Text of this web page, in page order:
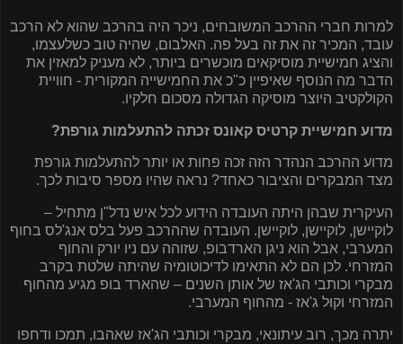
למרות חברי ההרכב המשובחים, ניכר היה בהרכב שהוא לא הרכב
עובד, המכיר זה את זה בעל פה. האלבום, שהיה טוב כשלעצמו,
והציג חמישיית מוסיקאים מוכשרים ביותר, לא מעניק למאזין את
הדבר מה הנוסף שאיפיין כ"כ את החמישייה המקורית - חוויית
הקולקטיב היוצר מוסיקה הגדולה מסכום חלקיו.
מדוע חמישיית קרטיס קאונס זכתה להתעלמות גורפת?
מדוע ההרכב הנהדר הזה זכה פחות או יותר להתעלמות גורפת
מצד המבקרים והציבור כאחד? נראה שהיו מספר סיבות לכך.
העיקרית שבהן היתה העובדה הידוע לכל איש נדל"ן מתחיל –
לוקיישן, לוקיישן, לוקיישן. העובדה שההרכב פעל בלס אנג'לס בחוף
המערבי, אבל הוא ניגן הארדבופ, שזוהה עם ניו יורק והחוף
המזרחי. לכן הם לא התאימו לדיכוטומיה שהיתה שלטת בקרב
מבקרי וכותבי הג'אז של אותן השנים – שהארד בופ מגיע מהחוף
המזרחי וקוּל ג'אז - מהחוף המערבי.
יתרה מכך, רוב עיתונאי, מבקרי וכותבי הג'אז שאהבו, תמכו ודחפו